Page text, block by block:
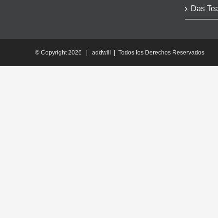
Das
© Copyright2026 | addwill | Todos los Derechos Reservados